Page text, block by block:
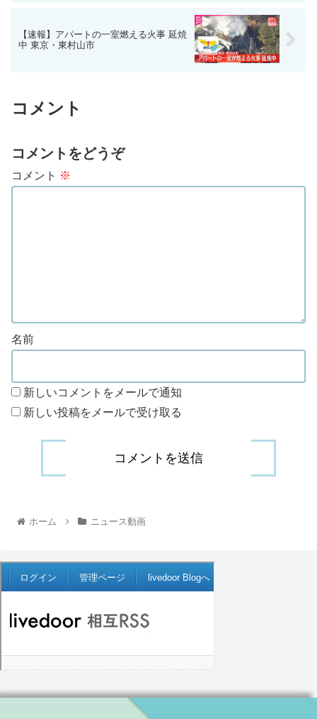
【速報】アパートの一室燃える火事 延焼
中 東京・東村山市
コメント
コメントをどうぞ
コメント ※
名前
新しいコメントをメールで通知
新しい投稿をメールで受け取る
ホーム ニュース動画